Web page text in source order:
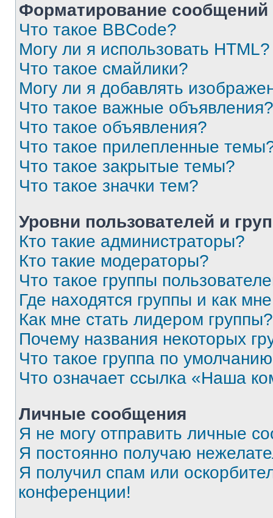
Форматирование
Что такое BBCode?
Могу ли я использовать HTML?
Что такое смайлики?
Могу ли я добавлять
Что такое важные объявления?
Что такое объявления?
Что такое прилепленные
Что такое закрытые темы?
Что такое значки тем?
Уровни пользователей и
Кто такие администраторы?
Кто такие модераторы?
Что такое группы
Где находятся группы и как
Как мне стать лидером группы?
Почему названия некоторых
Что такое группа по
Что означает ссылка «Наша
Личные сообщения
Я не могу отправить личные
Я постоянно получаю
Я получил спам или
конференции!